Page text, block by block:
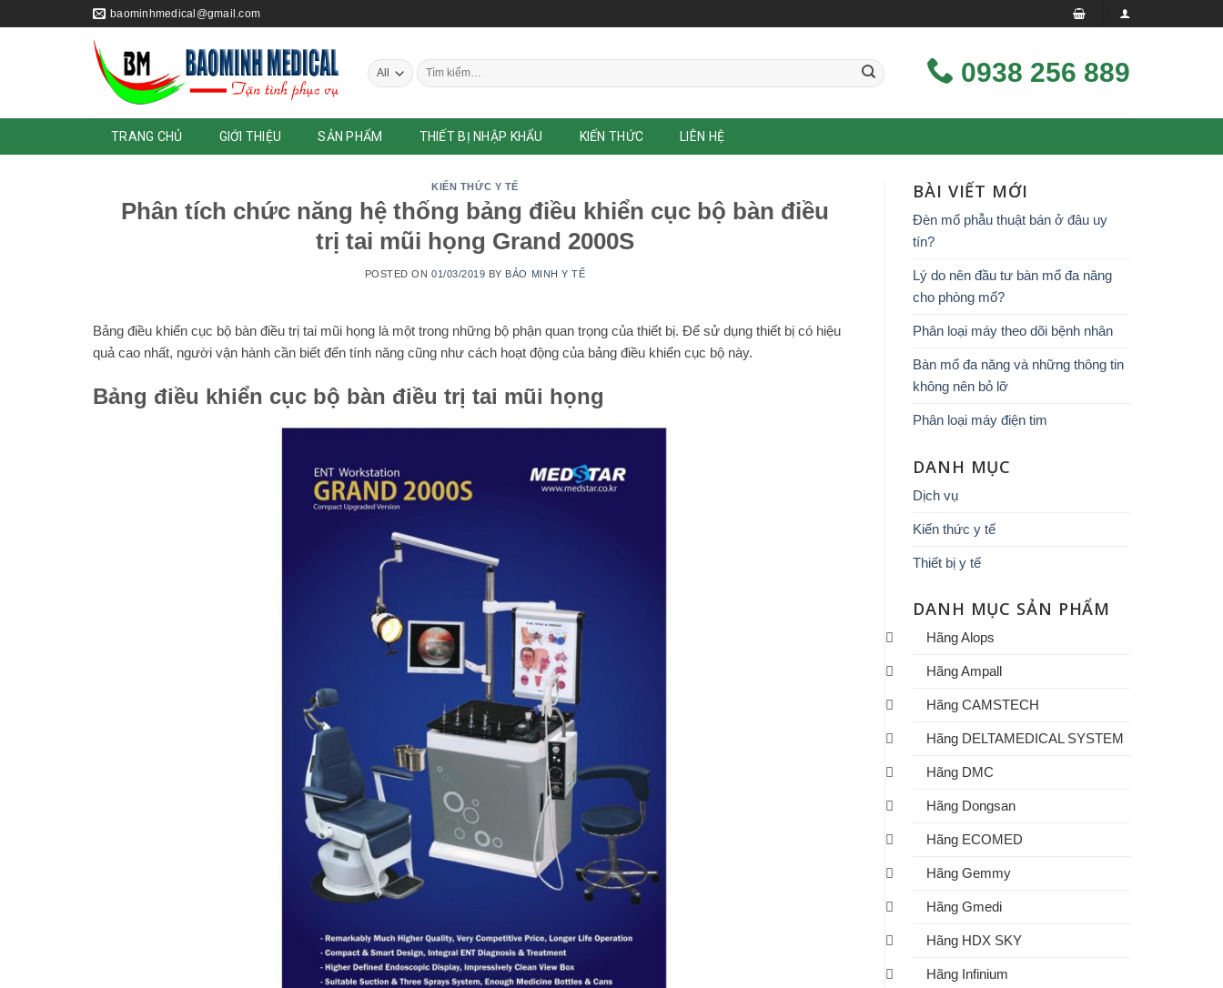
to
baominhmedical@gmail.com
Tìm
kiếm:
0938 256 889
TRANG CHỦ GIỚI THIỆU SẢN PHẨM THIẾT BỊ NHẬP KHẨU KIẾN THỨC LIÊN HỆ
KIẾN THỨC Y TẾ
Phân tích chức năng hệ thống bảng điều khiển cục bộ bàn điều
trị tai mũi họng Grand 2000S
POSTED ON01/03/2019 BY BẢO MINH Y TẾ
Bảng điều khiển cục bộ bàn điều trị tai mũi họng là một trong những bộ phận quan trọng của thiết bị. Để sử dụng thiết bị có hiệu
quả cao nhất, người vận hành cần biết đến tính năng cũng như cách hoạt động của bảng điều khiển cục bộ này.
Bảng điều khiển cục bộ bàn điều trị tai mũi họng
BÀI VIẾT MỚI
Đèn mổ phẫu thuật bán ở đâu uy
tín?
Lý do nên đầu tư bàn mổ đa năng
cho phòng mổ?
Phân loại máy theo dõi bệnh nhân
Bàn mổ đa năng và những thông tin
không nên bỏ lỡ
Phân loại máy điện tim
DANH MỤC
Dịch vụ
Kiến thức y tế
Thiết bị y tế
DANH MỤC SẢN PHẨM
Hãng Alops
Hãng Ampall
Hãng CAMSTECH
Hãng DELTAMEDICAL SYSTEM
Hãng DMC
Hãng Dongsan
Hãng ECOMED
Hãng Gemmy
Hãng Gmedi
Hãng HDX SKY
Hãng Infinium